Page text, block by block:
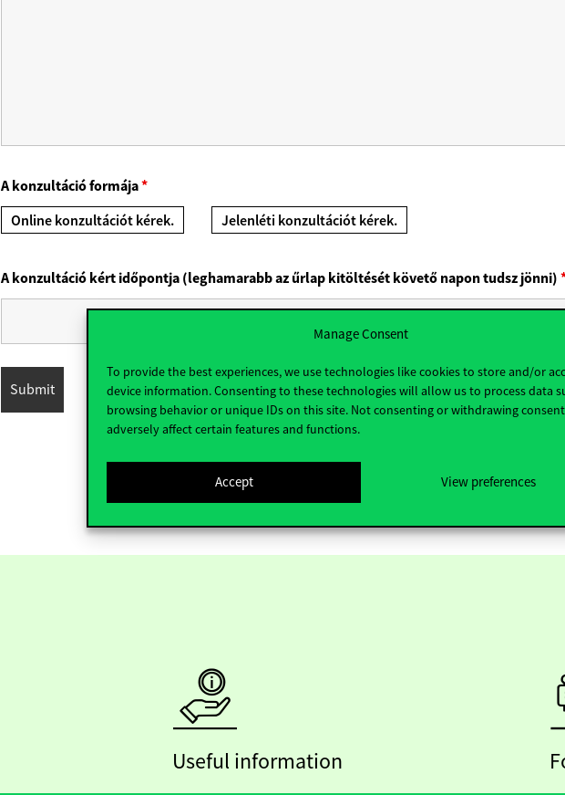
Manage Consent
To provide the best experiences, we use technologies like cookies to store and/or
device information. Consenting to these technologies will allow us to process data
browsing behavior or unique IDs on this site. Not consenting or withdrawing
adversely affect certain features and functions.
Accept View preferences
A konzultáció formája*
Online konzultációt kérek.
Jelenléti konzultációt kérek.
A konzultáció kért időpontja (leghamarabb az űrlap kitöltését követő napon tudsz jönni)
Useful information